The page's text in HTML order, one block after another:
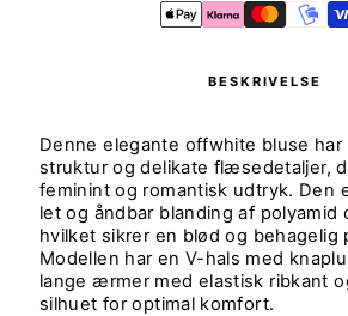
BESKRIVELSE
Denne elegante offwhite bluse
struktur og delikate flæsedetaljer,
feminint og romantisk udtryk. Den
let og åndbar blanding af polyamid
hvilket sikrer en blød og behagelig
Modellen har en V-hals med
lange ærmer med elastisk ribkant
silhuet for optimal komfort.